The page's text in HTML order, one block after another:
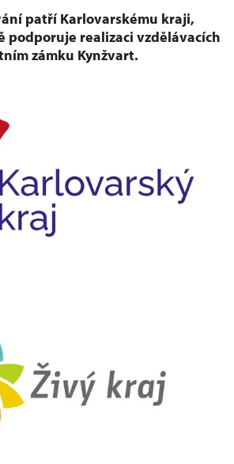
patří Karlovarskému kraji,
podporuje realizaci vzdělávacích
zámku Kynžvart.